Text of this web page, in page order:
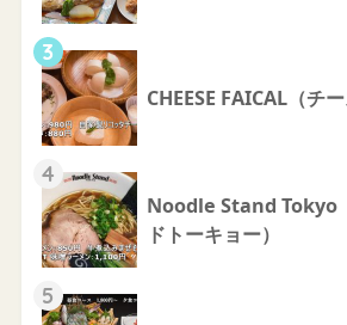
3
CHEESE FAICAL（チ
4
Noodle Stand Tokyo
ドトーキョー）
5